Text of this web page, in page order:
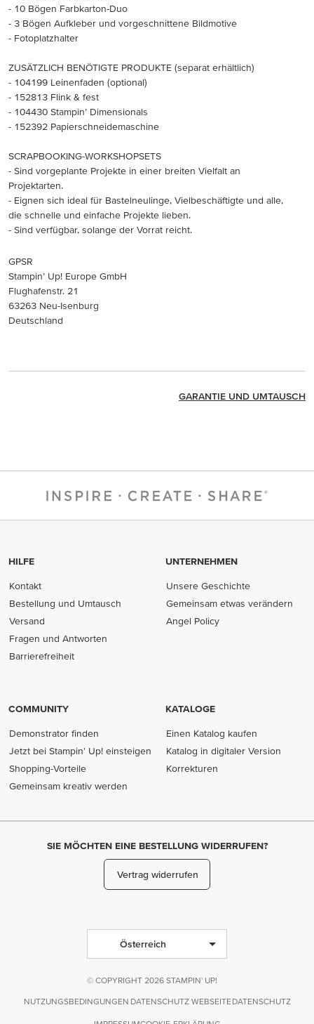
- 10 Bögen Farbkarton-Duo
- 3 Bögen Aufkleber und vorgeschnittene Bildmotive
- Fotoplatzhalter
ZUSÄTZLICH BENÖTIGTE PRODUKTE (separat erhältlich)
- 104199 Leinenfaden (optional)
- 152813 Flink & fest
- 104430 Stampin’ Dimensionals
- 152392 Papierschneidemaschine
SCRAPBOOKING-WORKSHOPSETS
- Sind vorgeplante Projekte in einer breiten Vielfalt an
Projektarten.
- Eignen sich ideal für Bastelneulinge, Vielbeschäftigte und alle,
die schnelle und einfache Projekte lieben.
- Sind verfügbar, solange der Vorrat reicht.
GPSR
Stampin’ Up! Europe GmbH
Flughafenstr. 21
63263 Neu-Isenburg
Deutschland
GARANTIE UND UMTAUSCH
HILFE
Kontakt
Bestellung und Umtausch
Versand
Fragen und Antworten
Barrierefreiheit
UNTERNEHMEN
Unsere Geschichte
Gemeinsam etwas verändern
Angel Policy
COMMUNITY
Demonstrator finden
Jetzt bei Stampin' Up! einsteigen
Shopping-Vorteile
Gemeinsam kreativ werden
KATALOGE
Einen Katalog kaufen
Katalog in digitaler Version
Korrekturen
SIE MÖCHTEN EINE BESTELLUNG WIDERRUFEN?
Vertrag widerrufen
Österreich
© COPYRIGHT 2026 STAMPIN' UP!
NUTZUNGSBEDINGUNGEN DATENSCHUTZ WEBSEITE DATENSCHUTZ